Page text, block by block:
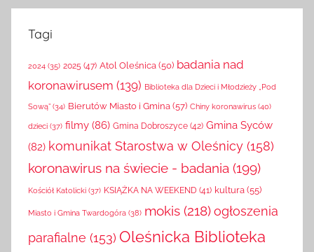
Tagi
2024 (35) 2025 (47) Atol Oleśnica (50) badania nad
koronawirusem (139) Biblioteka dla Dzieci i Młodzieży „Pod
Sową” (34) Bierutów Miasto i Gmina (57) Chiny koronawirus (40)
dzieci (37) filmy (86) Gmina Dobroszyce (42) Gmina Syców
(82) komunikat Starostwa w Oleśnicy (158)
koronawirus na świecie - badania (199)
Kościół Katolicki (37) KSIĄŻKA NA WEEKEND (41) kultura (55)
Miasto i Gmina Twardogóra (38) mokis (218)ogłoszenia
parafialne (153) Oleśnicka Biblioteka